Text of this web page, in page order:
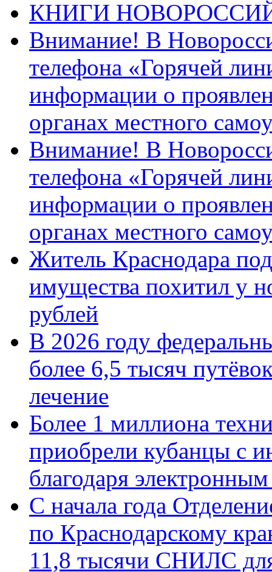
КНИГИ
Внимание! В
телефона «Горячей
информации о
органах местного
Внимание! В
телефона «Горячей
информации о
органах местного
Житель Краснодара
имущества похитил у
рублей
В 2026 году
более 6,5 тысяч
лечение
Более 1 миллиона
приобрели кубанцы с
благодаря
С начала года
по Краснодарскому
11,8 тысячи СНИЛС